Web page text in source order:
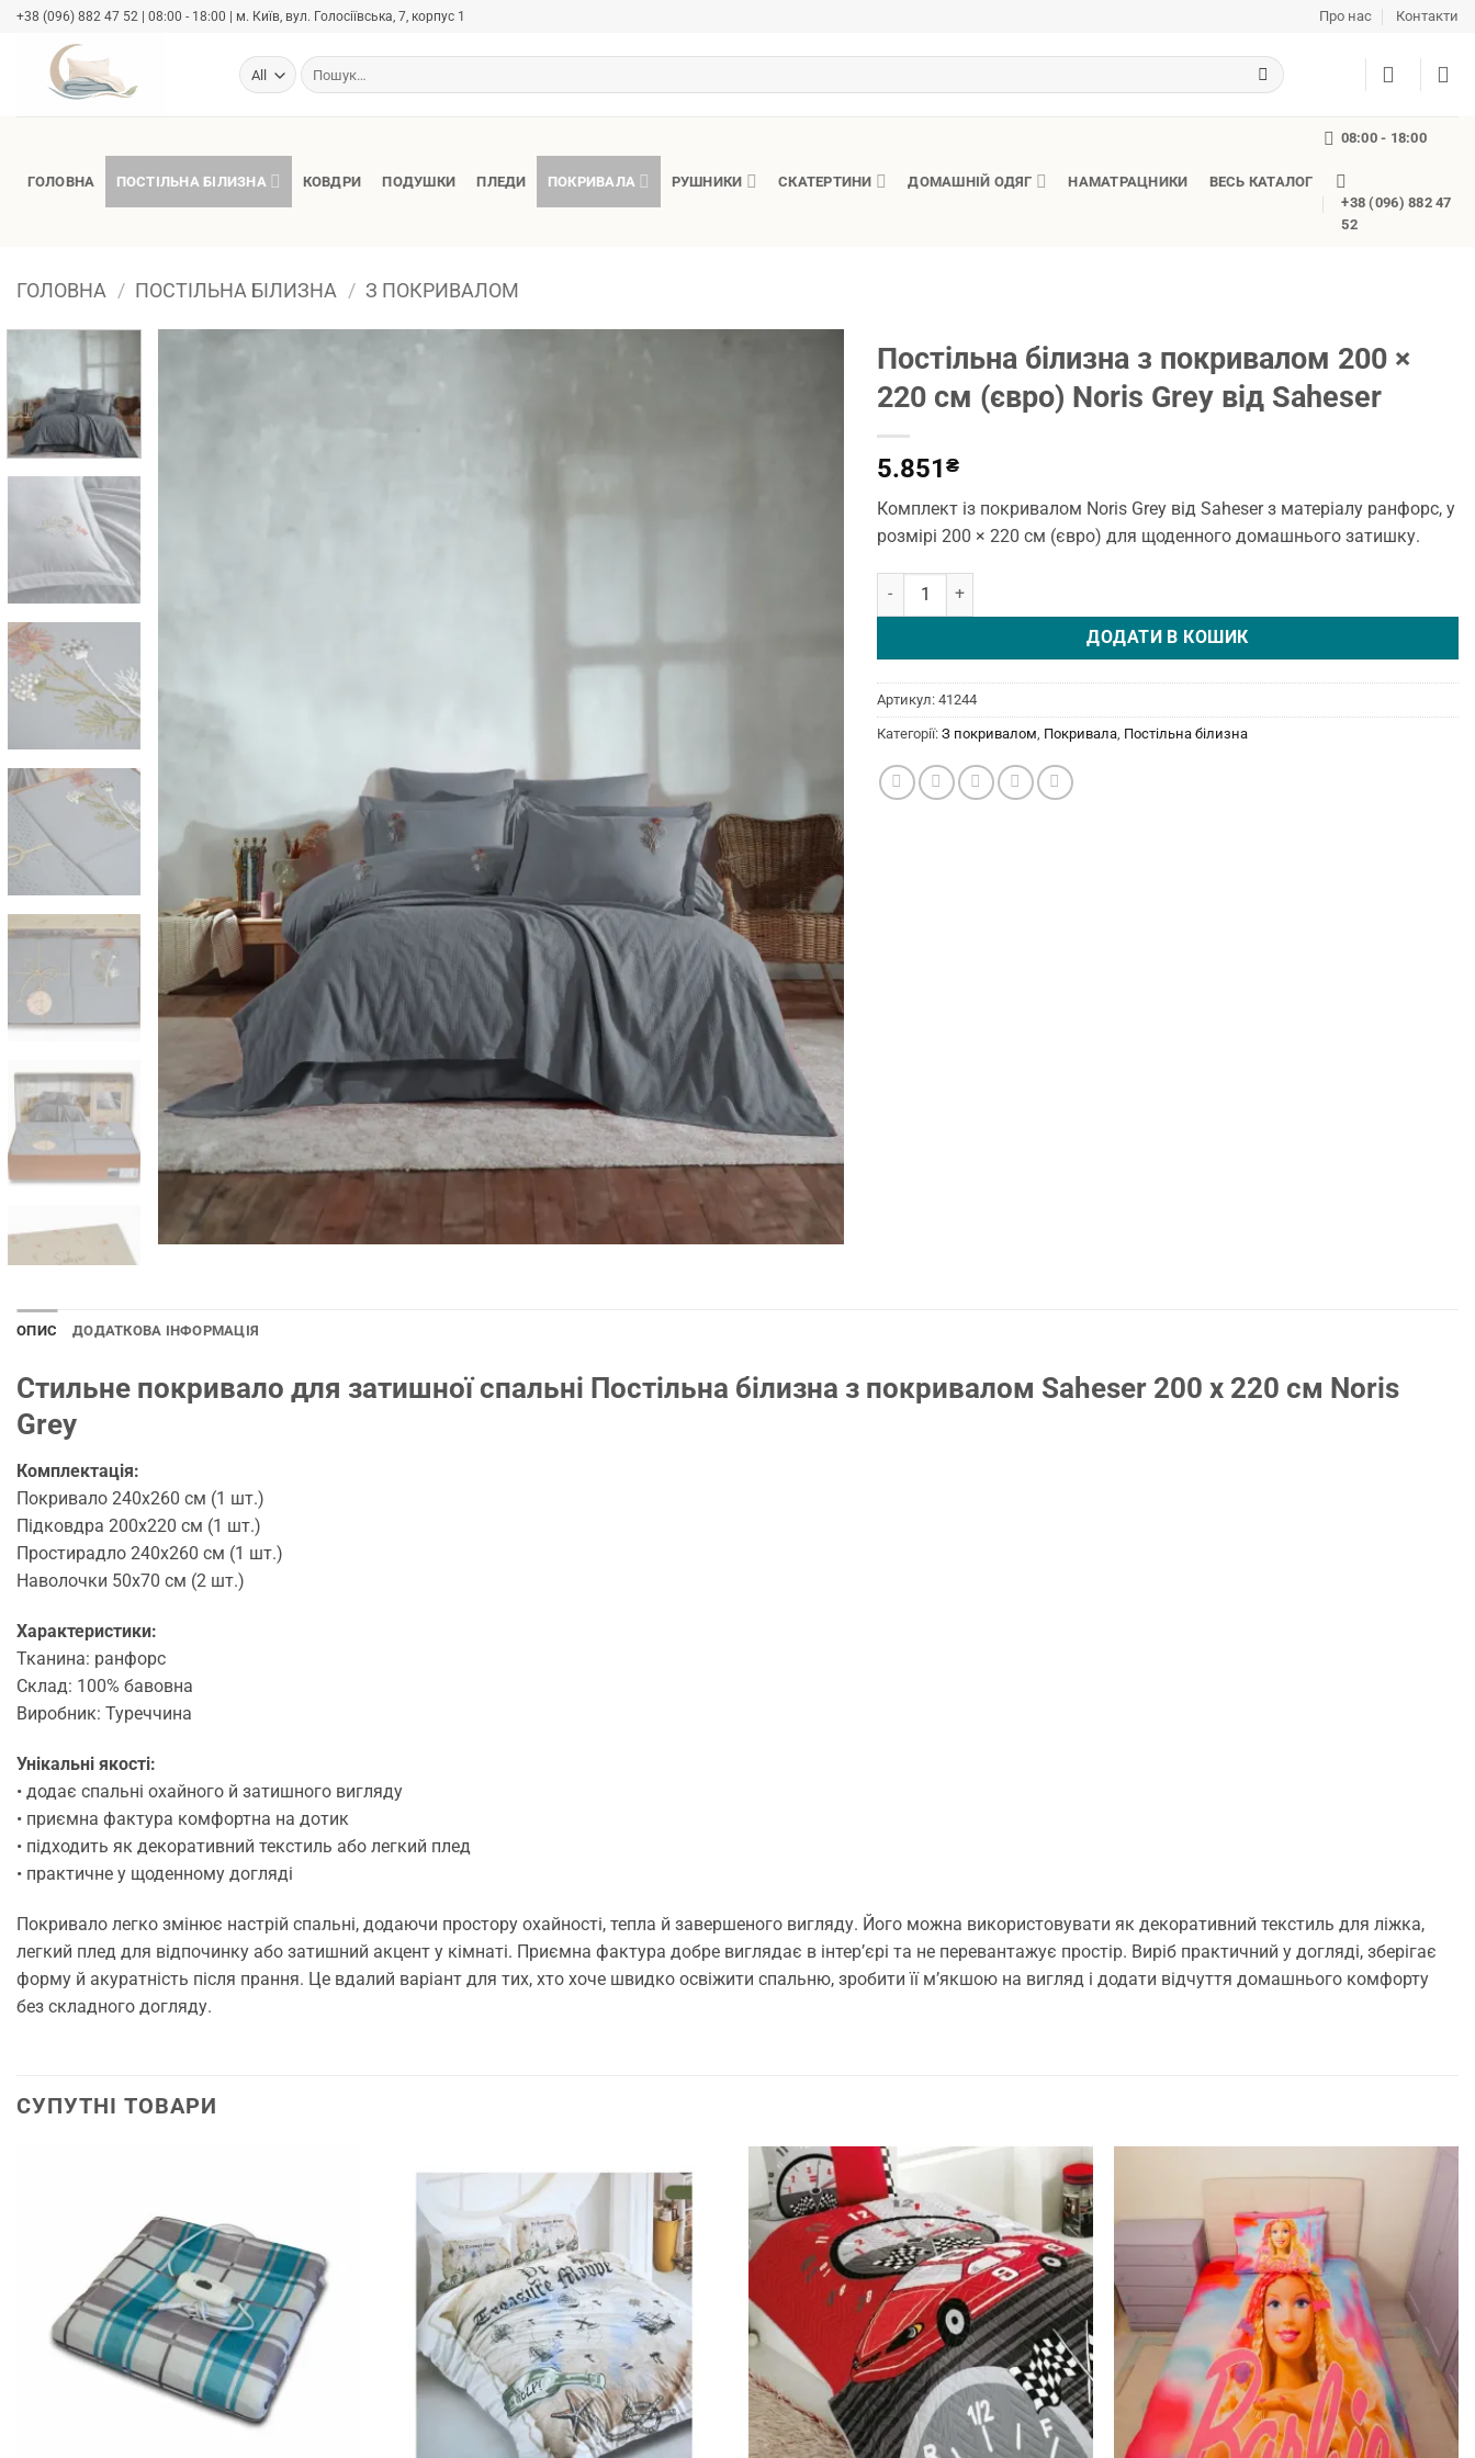
Skip
content
+38 (096) 882 47 52 | 08:00 - 18:00 | м. Київ, вул. Голосіївська, 7, корпус 1 Про нас Контакти
Шукати:
ГОЛОВНА ПОСТІЛЬНА БІЛИЗНА КОВДРИ ПОДУШКИ ПЛЕДИ ПОКРИВАЛА РУШНИКИ СКАТЕРТИНИ ДОМАШНІЙ ОДЯГ НАМАТРАЦНИКИ ВЕСЬ КАТАЛОГ
08:00 - 18:00
+38 (096) 882 47
52
ГОЛОВНА / ПОСТІЛЬНА БІЛИЗНА / З ПОКРИВАЛОМ
Постільна білизна з покривалом 200 ×
220 см (євро) Noris Grey від Saheser
5.851₴
Комплект із покривалом Noris Grey від Saheser з матеріалу ранфорс, у
розмірі 200 × 220 см (євро) для щоденного домашнього затишку.
Постільна білизна з покривалом 200 × 220 см (євро) Noris Grey від Saheser
ДОДАТИ В КОШИК
Артикул: 41244
Категорії: З покривалом Покривала Постільна білизна
ОПИС ДОДАТКОВА ІНФОРМАЦІЯ
Стильне покривало для затишної спальні Постільна білизна з покривалом Saheser 200 х 220 см Noris
Grey
Комплектація:
Покривало 240х260 см (1 шт.)
Підковдра 200х220 см (1 шт.)
Простирадло 240х260 см (1 шт.)
Наволочки 50х70 см (2 шт.)
Характеристики:
Тканина: ранфорс
Склад: 100% бавовна
Виробник: Туреччина
Унікальні якості:
• додає спальні охайного й затишного вигляду
• приємна фактура комфортна на дотик
• підходить як декоративний текстиль або легкий плед
• практичне у щоденному догляді
Покривало легко змінює настрій спальні, додаючи простору охайності, тепла й завершеного вигляду. Його можна використовувати як декоративний текстиль для ліжка,
легкий плед для відпочинку або затишний акцент у кімнаті. Приємна фактура добре виглядає в інтер’єрі та не перевантажує простір. Виріб практичний у догляді, зберігає
форму й акуратність після прання. Це вдалий варіант для тих, хто хоче швидко освіжити спальню, зробити її м’якшою на вигляд і додати відчуття домашнього комфорту
без складного догляду.
СУПУТНІ ТОВАРИ